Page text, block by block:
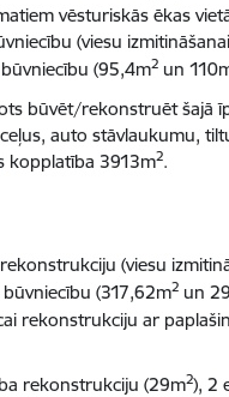
vēsturiskās ēkas
(viesu
(95,4m2 un
būvēt/rekonstruēt šajā
auto stāvlaukumu,
kopplatība 3913m2.
(viesu
(317,62m2 un
rekonstrukciju ar
rekonstrukciju (29m2), 2